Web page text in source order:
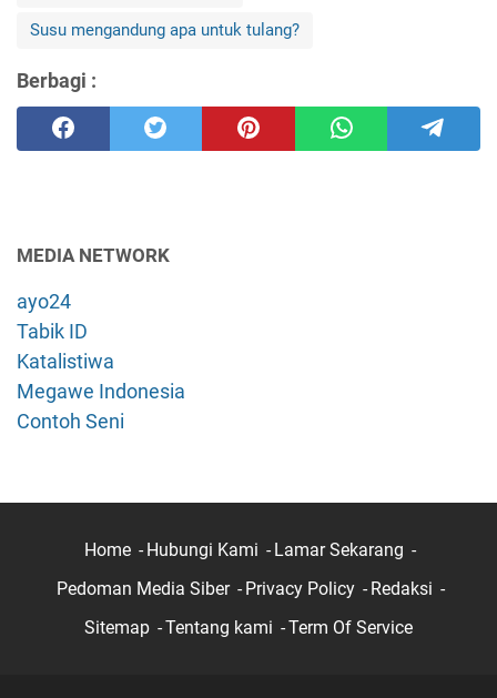
Susu mengandung apa untuk tulang?
Berbagi :
MEDIA NETWORK
ayo24
Tabik ID
Katalistiwa
Megawe Indonesia
Contoh Seni
Home Hubungi Kami
Lamar Sekarang
Pedoman Media Siber
Privacy Policy
Redaksi
Sitemap
Tentang kami Term Of Service